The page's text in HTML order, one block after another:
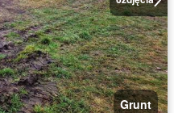
Grunt